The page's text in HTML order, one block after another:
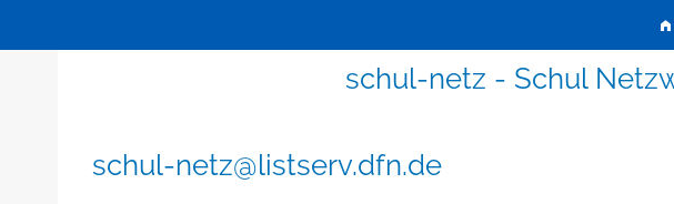
schul-netz - Schul
schul-netz@listserv.dfn.de